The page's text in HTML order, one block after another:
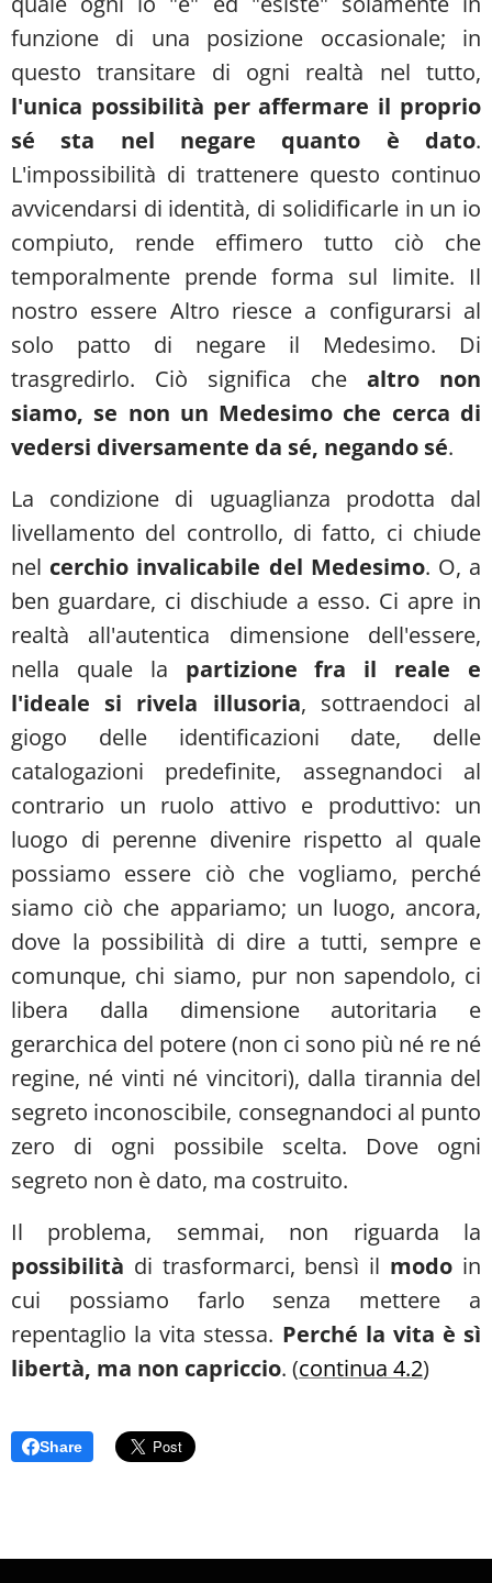
funzione di una posizione occasionale; in
questo transitare di ogni realtà nel tutto,
l'unica possibilità per affermare il proprio
sé sta nel negare quanto è dato.
L'impossibilità di trattenere questo continuo
avvicendarsi di identità, di solidificarle in un io
compiuto, rende effimero tutto ciò che
temporalmente prende forma sul limite. Il
nostro essere Altro riesce a configurarsi al
solo patto di negare il Medesimo. Di
trasgredirlo. Ciò significa che altro non
siamo, se non un Medesimo che cerca di
vedersi diversamente da sé, negando sé.
La condizione di uguaglianza prodotta dal
livellamento del controllo, di fatto, ci chiude
nel cerchio invalicabile del Medesimo. O, a
ben guardare, ci dischiude a esso. Ci apre in
realtà all'autentica dimensione dell'essere,
nella quale la partizione fra il reale e
l'ideale si rivela illusoria, sottraendoci al
giogo delle identificazioni date, delle
catalogazioni predefinite, assegnandoci al
contrario un ruolo attivo e produttivo: un
luogo di perenne divenire rispetto al quale
possiamo essere ciò che vogliamo, perché
siamo ciò che appariamo; un luogo, ancora,
dove la possibilità di dire a tutti, sempre e
comunque, chi siamo, pur non sapendolo, ci
libera dalla dimensione autoritaria e
gerarchica del potere (non ci sono più né re né
regine, né vinti né vincitori), dalla tirannia del
segreto inconoscibile, consegnandoci al punto
zero di ogni possibile scelta. Dove ogni
segreto non è dato, ma costruito.
Il problema, semmai, non riguarda la
possibilità di trasformarci, bensì il modo in
cui possiamo farlo senza mettere a
repentaglio la vita stessa. Perché la vita è sì
libertà, ma non capriccio. (continua 4.2)
Share